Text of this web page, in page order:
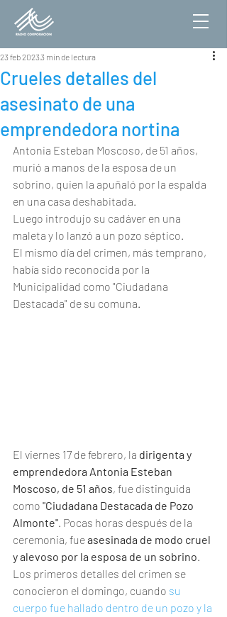
Crueles detalles del
asesinato de una
emprendedora nortina
23 feb 20233 min de lectura
Antonia Esteban Moscoso, de 51 años,
murió a manos de la esposa de un
sobrino, quien la apuñaló por la espalda
en una casa deshabitada.
Luego introdujo su cadáver en una
maleta y lo lanzó a un pozo séptico.
El mismo día del crimen, más temprano,
había sido reconocida por la
Municipalidad como "Ciudadana
Destacada" de su comuna.
El viernes 17 de febrero, la dirigenta y
emprendedora Antonia Esteban
Moscoso, de 51 años, fue distinguida
como "Ciudadana Destacada de Pozo
Almonte". Pocas horas después de la
ceremonia, fue asesinada de modo cruel
y alevoso por la esposa de un sobrino.
Los primeros detalles del crimen se
conocieron el domingo, cuando su
cuerpo fue hallado dentro de un pozo y la